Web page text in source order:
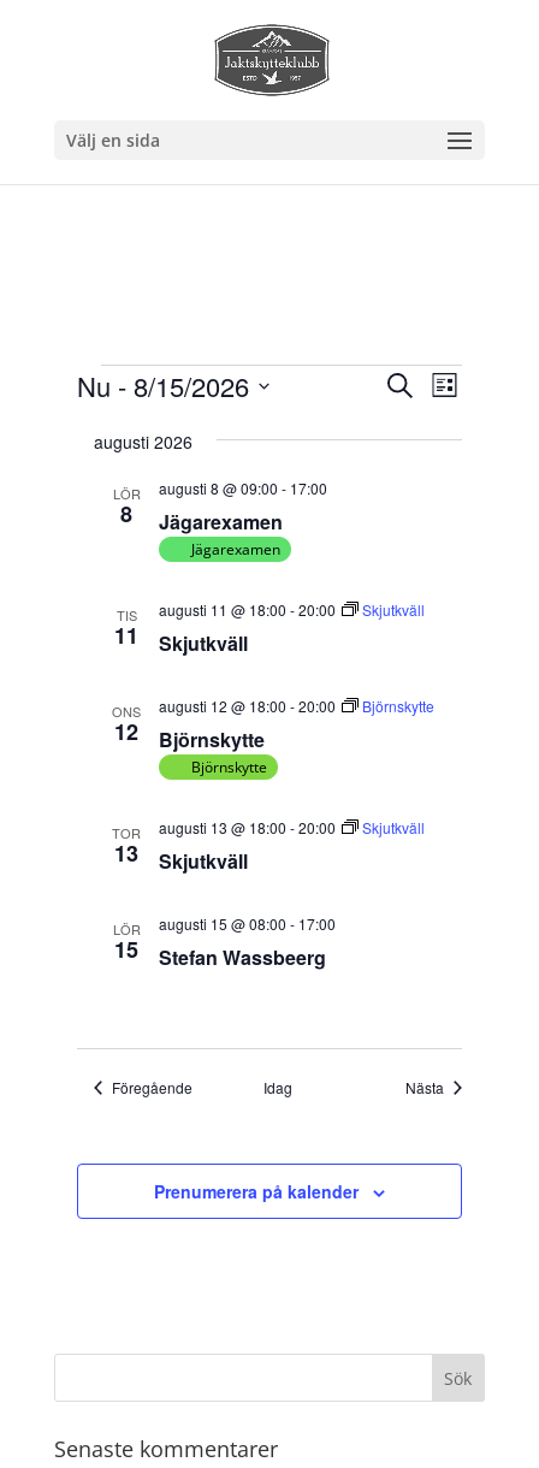
Välj en sida
Evenemang
and
Sök Lista
Nu - 8/15/2026
datum.
augusti 2026
LÖR
8 Jägarexamen
augusti 8 @ 09:00 - 17:00
Jägarexamen
TIS
11 Skjutkväll
augusti 11 @ 18:00 -20:00 Skjutkväll
ONS
12 Björnskytte
augusti 12 @ 18:00 -20:00 Björnskytte
Björnskytte
TOR
13 Skjutkväll
augusti 13 @ 18:00 -20:00 Skjutkväll
LÖR
15 Stefan Wassbeerg
augusti 15 @ 08:00 - 17:00
Föregående EvenemangIdag NästaEvenemang
Prenumerera på kalender
Senaste kommentarer